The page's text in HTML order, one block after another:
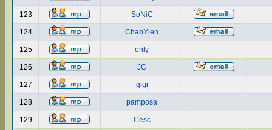
123 SoNiC
124 ChaoYien
125 only
126 JC
127 gigi
128 pamposa
129 Cesc